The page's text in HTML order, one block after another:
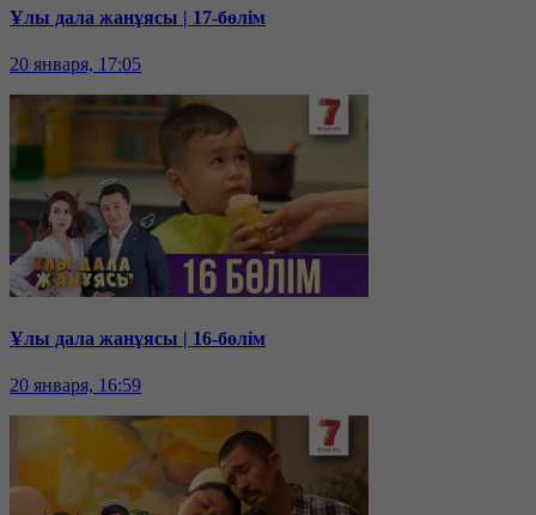
Ұлы дала жанұясы | 17-бөлім
20 января, 17:05
Ұлы дала жанұясы | 16-бөлім
20 января, 16:59